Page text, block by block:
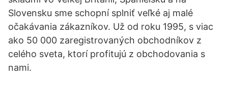
Slovensku sme schopní splniť veľké aj malé
očakávania zákazníkov. Už od roku 1995, s viac
ako 50 000 zaregistrovaných obchodníkov z
celého sveta, ktorí profitujú z obchodovania s
nami.